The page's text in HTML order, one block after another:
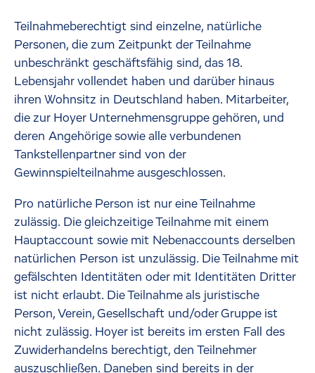
Teilnahmeberechtigt sind einzelne, natürliche
Personen, die zum Zeitpunkt der Teilnahme
unbeschränkt geschäftsfähig sind, das 18.
Lebensjahr vollendet haben und darüber hinaus
ihren Wohnsitz in Deutschland haben. Mitarbeiter,
die zur Hoyer Unternehmensgruppe gehören, und
deren Angehörige sowie alle verbundenen
Tankstellenpartner sind von der
Gewinnspielteilnahme ausgeschlossen.
Pro natürliche Person ist nur eine Teilnahme
zulässig. Die gleichzeitige Teilnahme mit einem
Hauptaccount sowie mit Nebenaccounts derselben
natürlichen Person ist unzulässig. Die Teilnahme mit
gefälschten Identitäten oder mit Identitäten Dritter
ist nicht erlaubt. Die Teilnahme als juristische
Person, Verein, Gesellschaft und/oder Gruppe ist
nicht zulässig. Hoyer ist bereits im ersten Fall des
Zuwiderhandelns berechtigt, den Teilnehmer
auszuschließen. Daneben sind bereits in der